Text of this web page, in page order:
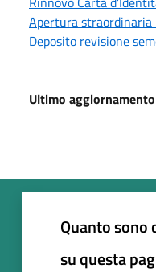
Apertura straordinaria
Deposito revisione
Ultimo aggiornamento
Quanto sono
su questa